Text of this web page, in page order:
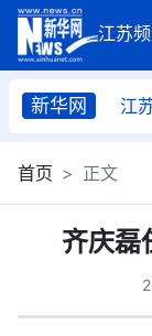
新华网 江
首页 正文
齐庆磊